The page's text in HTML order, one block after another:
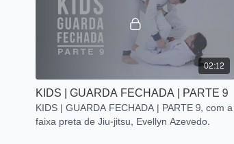
02:12
KIDS | GUARDA FECHADA | PARTE 9
KIDS | GUARDA FECHADA | PARTE 9, com a
faixa preta de Jiu-jitsu, Evellyn Azevedo.